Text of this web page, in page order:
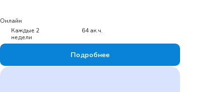
Подробнее
64 ак.ч.
Каждые 2
недели
Онлайн